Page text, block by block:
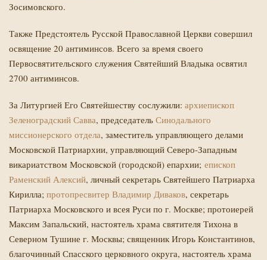
Зосимовского.
Также Предстоятель Русской Православной Церкви совершил
освящение 20 антиминсов. Всего за время своего
Первосвятительского служения Святейший Владыка освятил
2700 антиминсов.
За Литургией Его Святейшеству сослужили: архиепископ
Зеленоградский Савва, председатель Синодального
миссионерского отдела, заместитель управляющего делами
Московской Патриархии, управляющий Северо-Западным
викариатством Московской (городской) епархии; епископ
Раменский Алексий, личный секретарь Святейшего Патриарха
Кирилла; протопресвитер Владимир Диваков, секретарь
Патриарха Московского и всея Руси по г. Москве; протоиерей
Максим Запальский, настоятель храма святителя Тихона в
Северном Тушине г. Москвы; священник Игорь Константинов,
благочинный Спасского церковного округа, настоятель храма